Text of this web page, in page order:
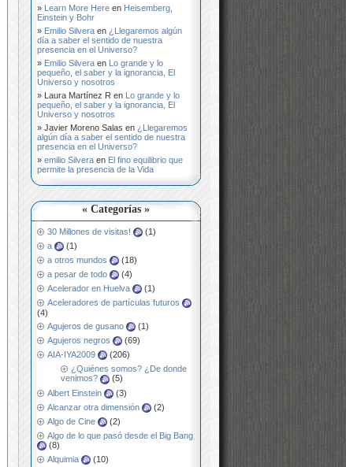
Learn More Here en Heisemberg,
Einstein y Bohr
Emilio Silvera en ¿Llegaremos algún
día a saber el sentido de nuestra
presencia en el Universo?
Emilio Silvera en Lo grande y lo
pequeño, el saber y la ignorancia, El
Universo y nosotros
Laura Martínez R en Lo grande y lo
pequeño, el saber y la ignorancia, El
Universo y nosotros
Javier Moreno Salas en ¿Llegaremos
algún día a saber el sentido de nuestra
presencia en el Universo?
emilio Silvera en El fino equilibrio que
permite la presencia de la Vida
« Categorías »
30 Millones de visitas!
(1)
a
(1)
a otros mundos
(18)
a pesar de todo
(4)
Acelerador en Huelva
(1)
Aceleradores de partículas futuros
(4)
Agujeros de gusano
(1)
Agujeros negros
(69)
AIA-IYA2009
(206)
¿Quiénes somos? ¿De donde
venimos?
(5)
Albert Einstein
(3)
Alcanzar otra dimensión
(2)
Algo de Cine
(2)
Algo de lo que pasó desde el Big Bang
(8)
Alquimia
(10)